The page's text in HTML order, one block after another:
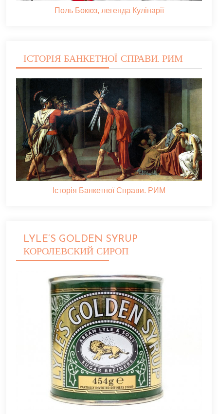
Поль Бокюз, легенда Кулінарії
ІСТОРІЯ БАНКЕТНОЇ СПРАВИ. РИМ
Історія Банкетної Справи. РИМ
LYLE’S GOLDEN SYRUP
КОРОЛЕВСКИЙ СИРОП